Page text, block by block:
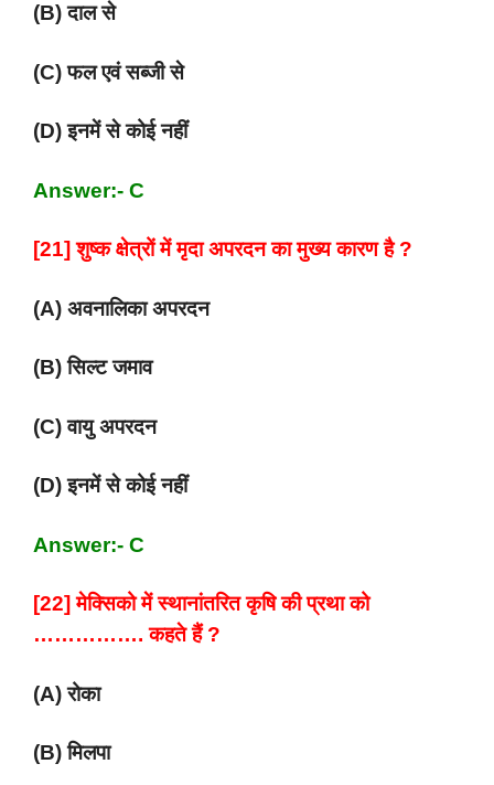
(B) दाल से
(C) फल एवं सब्जी से
(D) इनमें से कोई नहीं
Answer:- C
[21] शुष्क क्षेत्रों में मृदा अपरदन का मुख्य कारण है ?
(A) अवनालिका अपरदन
(B) सिल्ट जमाव
(C) वायु अपरदन
(D) इनमें से कोई नहीं
Answer:- C
[22] मेक्सिको में स्थानांतरित कृषि की प्रथा को
……………. कहते हैं ?
(A) रोका
(B) मिलपा